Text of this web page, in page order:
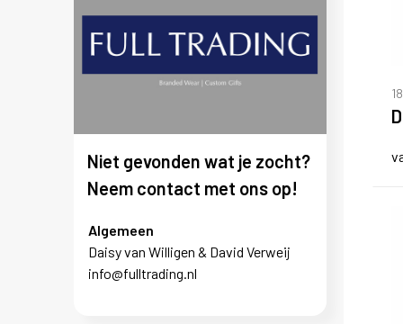
Niet gevonden wat je zocht?
Neem contact met ons op!
Algemeen
Daisy van Willigen & David Verweij
info@fulltrading.nl